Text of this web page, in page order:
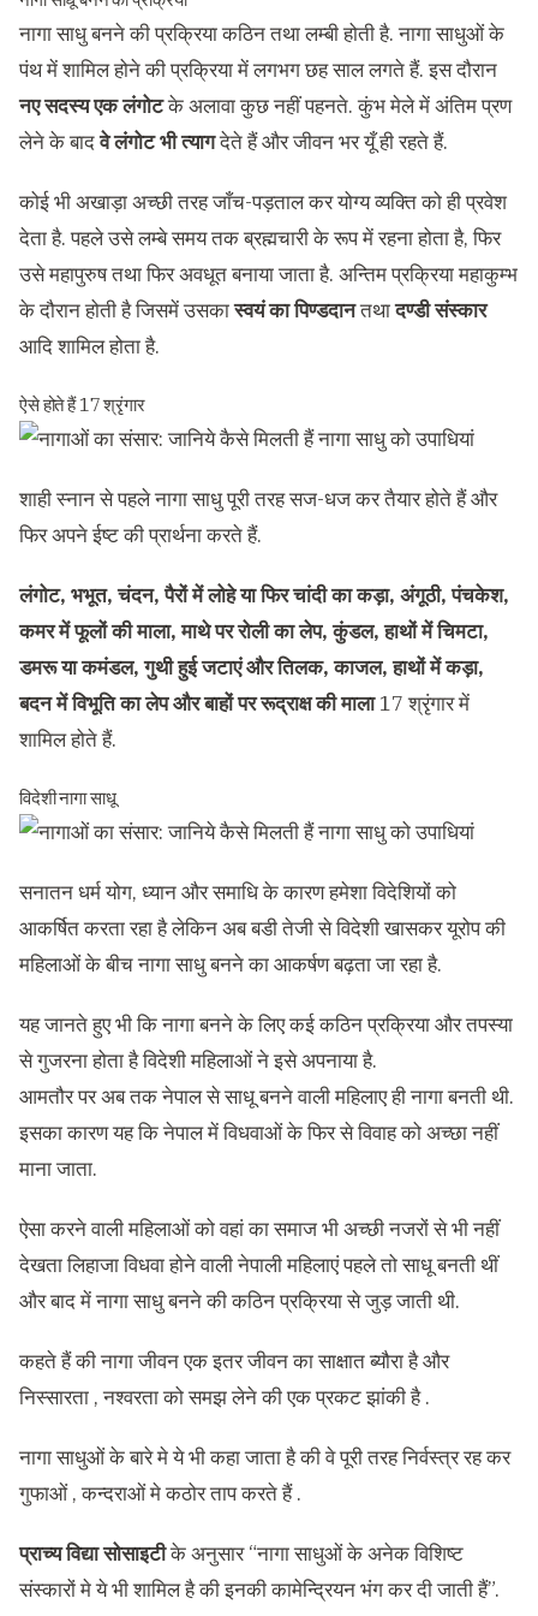
नागा साधु बनने की प्रक्रिया कठिन तथा लम्बी होती है. नागा साधुओं के
पंथ में शामिल होने की प्रक्रिया में लगभग छह साल लगते हैं. इस दौरान
नए सदस्य एक लंगोटके अलावा कुछ नहीं पहनते. कुंभ मेले में अंतिम प्रण
लेने के बादवे लंगोट भी त्यागदेते हैं और जीवन भर यूँ ही रहते हैं.
कोई भी अखाड़ा अच्छी तरह जाँच-पड़ताल कर योग्य व्यक्ति को ही प्रवेश
देता है. पहले उसे लम्बे समय तक ब्रह्मचारी के रूप में रहना होता है, फिर
उसे महापुरुष तथा फिर अवधूत बनाया जाता है. अन्तिम प्रक्रिया महाकुम्भ
के दौरान होती है जिसमें उसकास्वयं का पिण्डदानतथादण्डी संस्कार
आदि शामिल होता है.
ऐसे होते हैं 17 श्रृंगार
शाही स्नान से पहले नागा साधु पूरी तरह सज-धज कर तैयार होते हैं और
फिर अपने ईष्ट की प्रार्थना करते हैं.
लंगोट, भभूत, चंदन, पैरों में लोहे या फिर चांदी का कड़ा, अंगूठी, पंचकेश,
कमर में फूलों की माला, माथे पर रोली का लेप, कुंडल, हाथों में चिमटा,
डमरू या कमंडल, गुथी हुई जटाएं और तिलक, काजल, हाथों में कड़ा,
बदन में विभूति का लेप और बाहों पर रूद्राक्ष की माला17 श्रृंगार में
शामिल होते हैं.
विदेशी नागा साधू
सनातन धर्म योग, ध्यान और समाधि के कारण हमेशा विदेशियों को
आकर्षित करता रहा है लेकिन अब बडी तेजी से विदेशी खासकर यूरोप की
महिलाओं के बीच नागा साधु बनने का आकर्षण बढ़ता जा रहा है.
यह जानते हुए भी कि नागा बनने के लिए कई कठिन प्रक्रिया और तपस्या
से गुजरना होता है विदेशी महिलाओं ने इसे अपनाया है.
आमतौर पर अब तक नेपाल से साधू बनने वाली महिलाए ही नागा बनती थी.
इसका कारण यह कि नेपाल में विधवाओं के फिर से विवाह को अच्छा नहीं
माना जाता.
ऐसा करने वाली महिलाओं को वहां का समाज भी अच्छी नजरों से भी नहीं
देखता लिहाजा विधवा होने वाली नेपाली महिलाएं पहले तो साधू बनती थीं
और बाद में नागा साधु बनने की कठिन प्रक्रिया से जुड़ जाती थी.
कहते हैं की नागा जीवन एक इतर जीवन का साक्षात ब्यौरा है और
निस्सारता , नश्वरता को समझ लेने की एक प्रकट झांकी है .
नागा साधुओं के बारे मे ये भी कहा जाता है की वे पूरी तरह निर्वस्त्र रह कर
गुफाओं , कन्दराओं मे कठोर ताप करते हैं .
प्राच्य विद्या सोसाइटीके अनुसार “नागा साधुओं के अनेक विशिष्ट
संस्कारों मे ये भी शामिल है की इनकी कामेन्द्रियन भंग कर दी जाती हैं”.